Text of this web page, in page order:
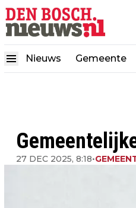
Nieuws Gemeente
27 DEC 2025, 8:18•